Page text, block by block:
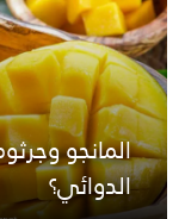
المانجو
الدوائي؟